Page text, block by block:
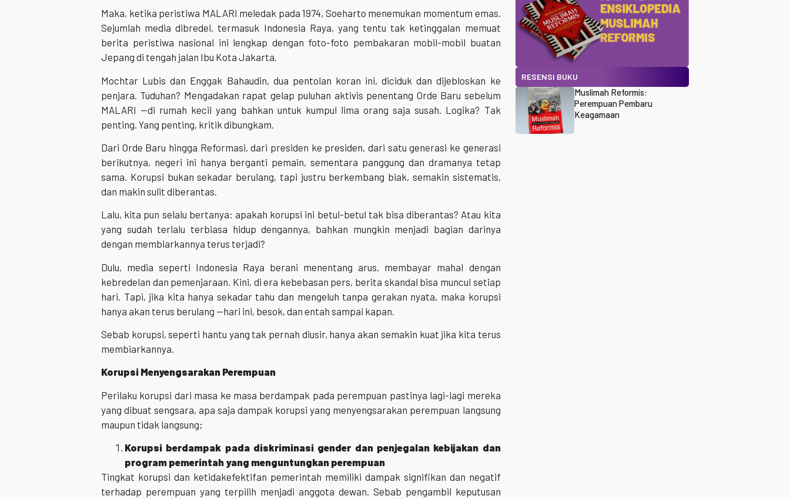
Maka, ketika peristiwa MALARI meledak pada 1974, Soeharto menemukan momentum emas.
Sejumlah media dibredel, termasuk Indonesia Raya, yang tentu tak ketinggalan memuat
berita peristiwa nasional ini lengkap dengan foto-foto pembakaran mobil-mobil buatan
Jepang di tengah jalan Ibu Kota Jakarta.
Mochtar Lubis dan Enggak Bahaudin, dua pentolan koran ini, diciduk dan dijebloskan ke
penjara. Tuduhan? Mengadakan rapat gelap puluhan aktivis penentang Orde Baru sebelum
MALARI —di rumah kecil yang bahkan untuk kumpul lima orang saja susah. Logika? Tak
penting. Yang penting, kritik dibungkam.
Dari Orde Baru hingga Reformasi, dari presiden ke presiden, dari satu generasi ke generasi
berikutnya, negeri ini hanya berganti pemain, sementara panggung dan dramanya tetap
sama. Korupsi bukan sekadar berulang, tapi justru berkembang biak, semakin sistematis,
dan makin sulit diberantas.
Lalu, kita pun selalu bertanya: apakah korupsi ini betul-betul tak bisa diberantas? Atau kita
yang sudah terlalu terbiasa hidup dengannya, bahkan mungkin menjadi bagian darinya
dengan membiarkannya terus terjadi?
Dulu, media seperti Indonesia Raya berani menentang arus, membayar mahal dengan
kebredelan dan pemenjaraan. Kini, di era kebebasan pers, berita skandal bisa muncul setiap
hari. Tapi, jika kita hanya sekadar tahu dan mengeluh tanpa gerakan nyata, maka korupsi
hanya akan terus berulang —hari ini, besok, dan entah sampai kapan.
Sebab korupsi, seperti hantu yang tak pernah diusir, hanya akan semakin kuat jika kita terus
membiarkannya.
Korupsi Menyengsarakan Perempuan
Perilaku korupsi dari masa ke masa berdampak pada perempuan pastinya lagi-lagi mereka
yang dibuat sengsara, apa saja dampak korupsi yang menyengsarakan perempuan langsung
maupun tidak langsung;
Korupsi berdampak padadiskriminasi gender dan penjegalankebijakan dan
program pemerintah yang menguntungkan perempuan
Tingkat korupsi dan ketidakefektifan pemerintah memiliki dampak signifikan dan negatif
terhadap perempuan yang terpilih menjadi anggota dewan. Sebab pengambil keputusan
RESENSI BUKU
Muslimah Reformis:
Perempuan Pembaru
Keagamaan